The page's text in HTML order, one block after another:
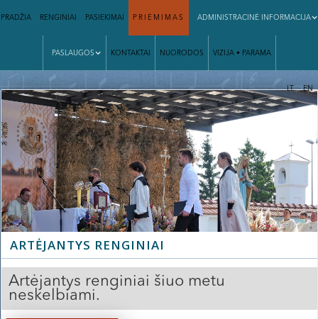
PRADŽIA RENGINIAI PASIEKIMAI PRIĖMIMAS ADMINISTRACINĖ INFORMACIJA
PASLAUGOS KONTAKTAI NUORODOS VIZIJA • PARAMA
| LT EN
ARTĖJANTYS RENGINIAI
Artėjantys renginiai šiuo metu
neskelbiami.